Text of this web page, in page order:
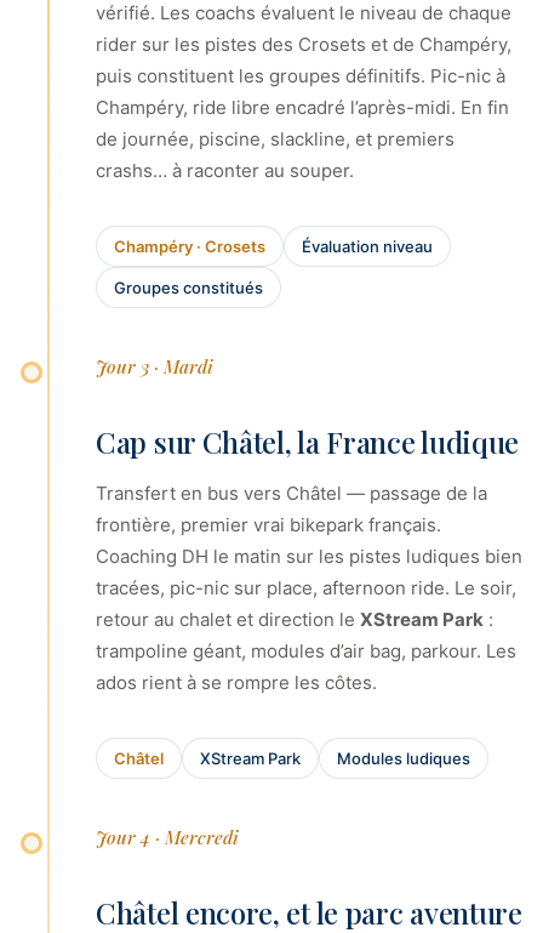
vérifié. Les coachs évaluent le niveau de chaque
rider sur les pistes des Crosets et de Champéry,
puis constituent les groupes définitifs. Pic-nic à
Champéry, ride libre encadré l’après-midi. En fin
de journée, piscine, slackline, et premiers
crashs… à raconter au souper.
Champéry · Crosets Évaluation niveau
Groupes constitués
Jour 3 · Mardi
Cap sur Châtel, la France ludique
Transfert en bus vers Châtel — passage de la
frontière, premier vrai bikepark français.
Coaching DH le matin sur les pistes ludiques bien
tracées, pic-nic sur place, afternoon ride. Le soir,
retour au chalet et direction le XStream Park :
trampoline géant, modules d’air bag, parkour. Les
ados rient à se rompre les côtes.
Châtel XStream Park Modules ludiques
Jour 4 · Mercredi
Châtel encore, et le parc aventure